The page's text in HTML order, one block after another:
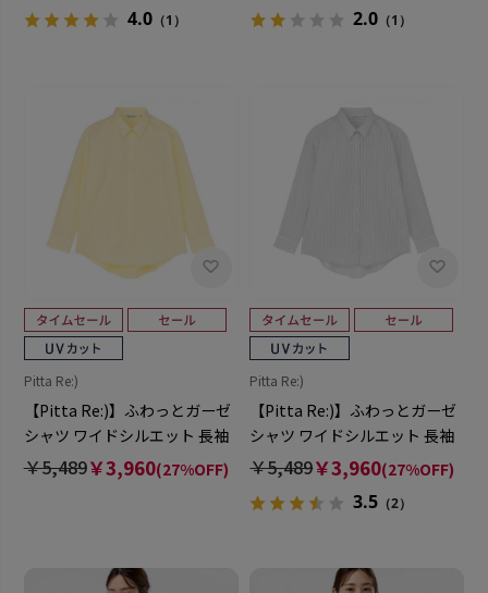
4.0（1） 2.0 （1）
Pitta Re:)
【Pitta Re:)】ふわっとガーゼ
シャツ ワイドシルエット 長袖
綿100% レディース カジュアル
シャツ
￥5,489￥3,960(27%OFF)
Pitta Re:)
【Pitta Re:)】ふわっとガーゼ
シャツ ワイドシルエット 長袖
綿100% レディース カジュアル
シャツ
￥5,489￥3,960(27%OFF)
3.5 （2）